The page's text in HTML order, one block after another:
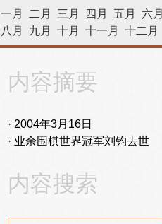
一月 二月 三月 四月 五月 六月
八月
九月 十月 十一月 十二月
内容摘要
2004年3月16日
业余围棋世界冠军刘钧去世
内容搜索